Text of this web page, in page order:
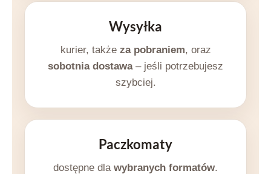
Wysyłka
kurier, także za pobraniem, oraz
sobotnia dostawa– jeśli potrzebujesz
szybciej.
Paczkomaty
dostępne dla wybranych formatów.